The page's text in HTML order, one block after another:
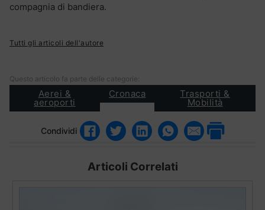
compagnia di bandiera.
Tutti gli articoli dell'autore
Questo articolo fa parte delle categorie:
Aerei &
aeroporti
Cronaca Trasporti &
Mobilità
Condividi
Articoli Correlati